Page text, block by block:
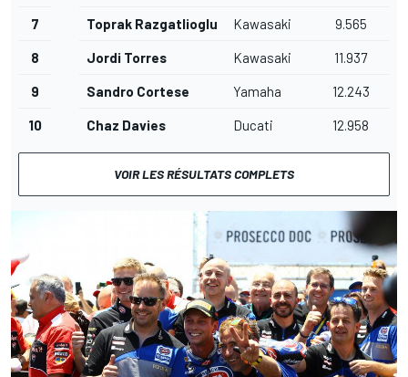
7 Toprak Razgatlioglu Kawasaki 9.565
8 Jordi Torres Kawasaki 11.937
9 Sandro Cortese Yamaha 12.243
10 Chaz Davies Ducati 12.958
VOIR LES RÉSULTATS COMPLETS